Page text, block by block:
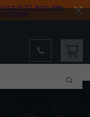
tot 16:30. Kom alles
de balk)